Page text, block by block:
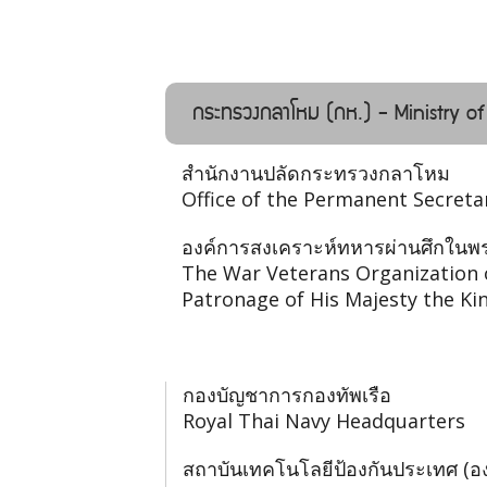
กระทรวงกลาโหม (กห.) - Ministry
สำนักงานปลัดกระทรวงกลาโหม
Office of the Permanent
องค์การสงเคราะห์ทหารผ่านศึกใน
The War Veterans
Patronage of His Majesty the
กองบัญชาการกองทัพเรือ
Royal Thai Navy Headquarters
สถาบันเทคโนโลยีป้องกันประเทศ (